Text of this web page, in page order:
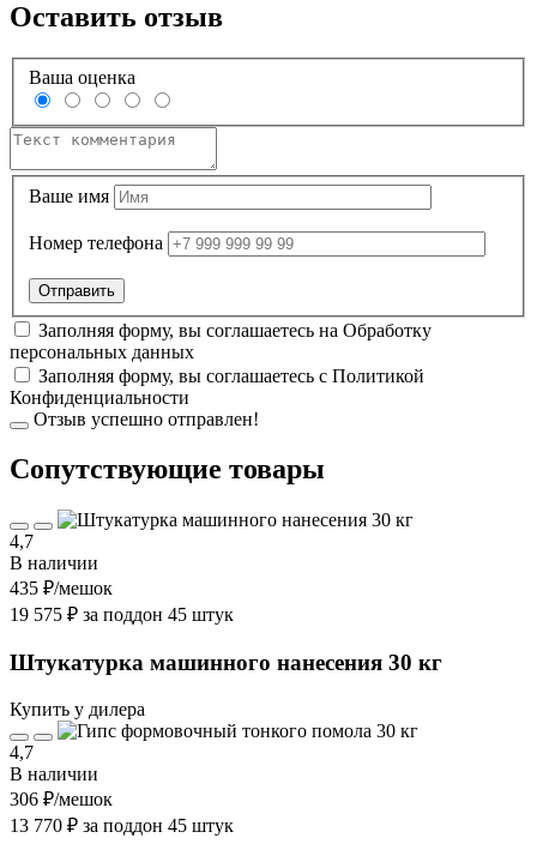
Оставить отзыв
Ваша оценка
Ваше имя
Номер телефона
Заполняя форму, вы соглашаетесь на Обработку
персональных данных
Заполняя форму, вы соглашаетесь с Политикой
Конфиденциальности
Отзыв успешно отправлен!
Cопутствующие товары
4,7
В наличии
435 ₽/мешок
19 575 ₽ за поддон 45 штук
Штукатурка машинного нанесения 30 кг
Купить у дилера
4,7
В наличии
306 ₽/мешок
13 770 ₽ за поддон 45 штук